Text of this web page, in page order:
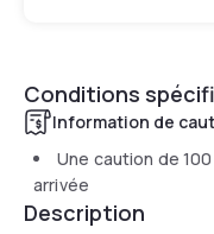
Conditions
Information de
Une caution de
arrivée
Description